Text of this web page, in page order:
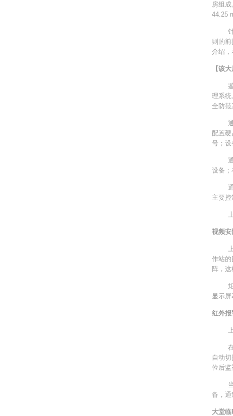
房组
44.25
针对
则的
介绍，
【该
鉴于
理系统
全防范
通过
配置硬
号；设
通过
设备；
通过
主要
上海
视频
上海
作站的
阵，
矩阵
显示屏
红外报
上海
在机
自动
位后监
当红
备，通
大堂